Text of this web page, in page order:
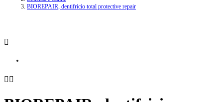
BIOREPAIR, dentifricio total protective repair

 